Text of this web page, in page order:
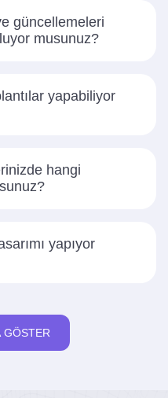
güncellemeleri
musunuz?
yapabiliyor
hangi
yapıyor
GÖSTER